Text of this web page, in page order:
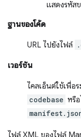
แสดงรหัส
ฐานของโค้ด
URL ไปยังไฟล์
เวอร์ชัน
ไคลเอ็นต์ใช้เพื่อ
codebase หรื
ไฟล์ XML ของไฟล์